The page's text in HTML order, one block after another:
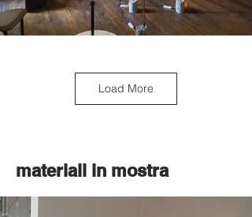
Load More
materiali in mostra